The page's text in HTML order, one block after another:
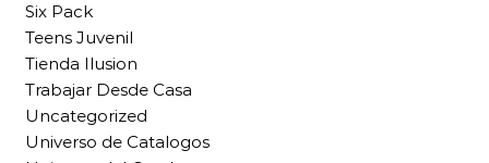
Six Pack
Teens Juvenil
Tienda Ilusion
Trabajar Desde Casa
Uncategorized
Universo de Catalogos